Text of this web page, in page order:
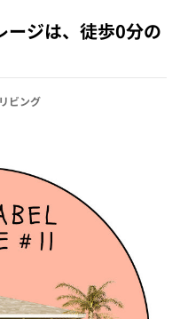
ージは、徒歩0分の
ビング